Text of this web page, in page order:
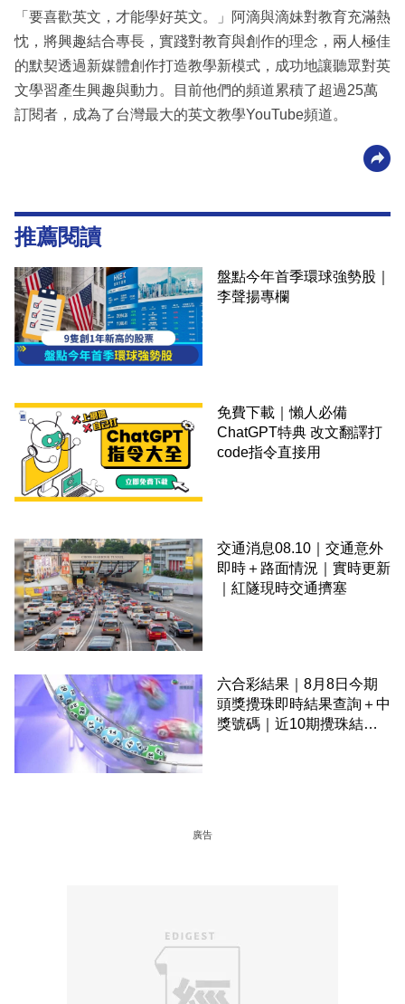
「要喜歡英文，才能學好英文。」阿滴與滴妹對教育充滿熱
忱，將興趣結合專長，實踐對教育與創作的理念，兩人極佳
的默契透過新媒體創作打造教學新模式，成功地讓聽眾對英
文學習產生興趣與動力。目前他們的頻道累積了超過25萬
訂閱者，成為了台灣最大的英文教學YouTube頻道。
推薦閱讀
盤點今年首季環球強勢股｜
李聲揚專欄
免費下載｜懶人必備
ChatGPT特典 改文翻譯打
code指令直接用
交通消息08.10｜交通意外
即時＋路面情況｜實時更新
｜紅隧現時交通擠塞
六合彩結果｜8月8日今期
頭獎攪珠即時結果查詢＋中
獎號碼｜近10期攪珠結果
廣告